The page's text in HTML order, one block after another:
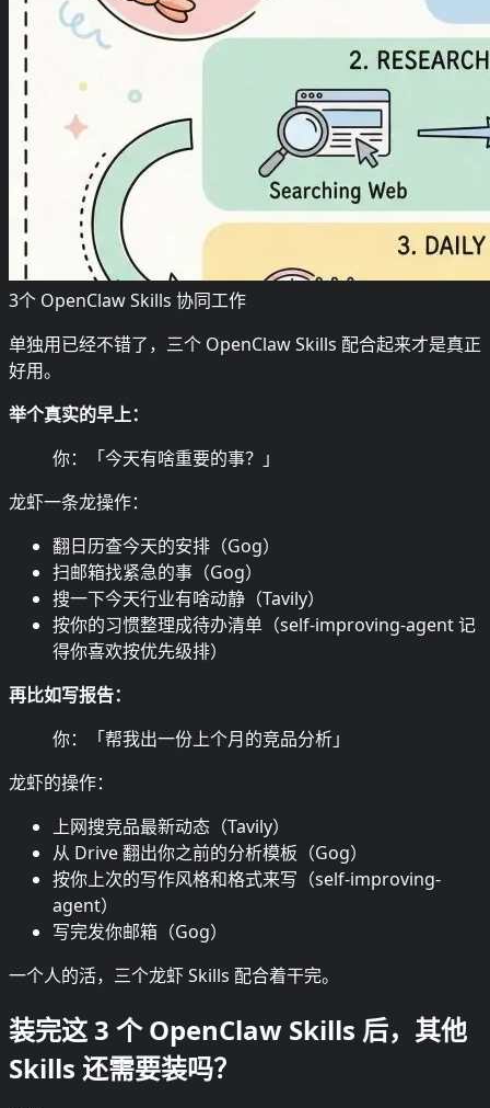
3个 OpenClaw Skills 协同工作
单独用已经不错了，三个 OpenClaw Skills 配合起来才是真正
好用。
举个真实的早上：
你：「今天有啥重要的事？」
龙虾一条龙操作：
翻日历查今天的安排（Gog）
扫邮箱找紧急的事（Gog）
搜一下今天行业有啥动静（Tavily）
按你的习惯整理成待办清单（self-improving-agent 记
得你喜欢按优先级排）
再比如写报告：
你：「帮我出一份上个月的竞品分析」
龙虾的操作：
上网搜竞品最新动态（Tavily）
从 Drive 翻出你之前的分析模板（Gog）
按你上次的写作风格和格式来写（self-improving-
agent）
写完发你邮箱（Gog）
一个人的活，三个龙虾 Skills 配合着干完。
装完这 3 个 OpenClaw Skills 后，其他
Skills 还需要装吗？